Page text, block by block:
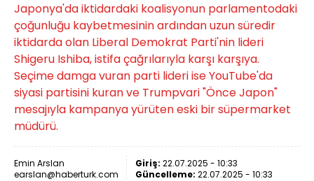
Japonya'da iktidardaki koalisyonun parlamentodaki
çoğunluğu kaybetmesinin ardından uzun süredir
iktidarda olan Liberal Demokrat Parti'nin lideri
Shigeru Ishiba, istifa çağrılarıyla karşı karşıya.
Seçime damga vuran parti lideri ise YouTube'da
siyasi partisini kuran ve Trumpvari "Önce Japon"
mesajıyla kampanya yürüten eski bir süpermarket
müdürü.
Emin Arslan
earslan@haberturk.com
Giriş: 22.07.2025 - 10:33
Güncelleme: 22.07.2025 - 10:33